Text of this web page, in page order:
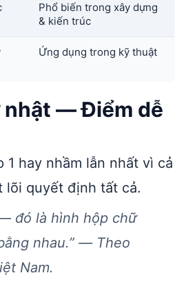
Phổ biến trong xây dựng
& kiến trúc
Ứng dụng trong kỹ thuật
nhật — Điểm dễ
hay nhầm lẫn nhất vì cả
lõi quyết định tất cả.
đó là hình hộp chữ
nhau.” — Theo
Nam.